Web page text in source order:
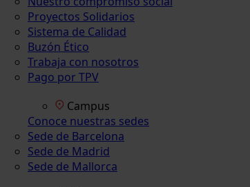
Proyectos Solidarios
Sistema de Calidad
Buzón Ético
Trabaja con nosotros
Pago por TPV
Campus
Conoce nuestras sedes
Sede de Barcelona
Sede de Madrid
Sede de Mallorca